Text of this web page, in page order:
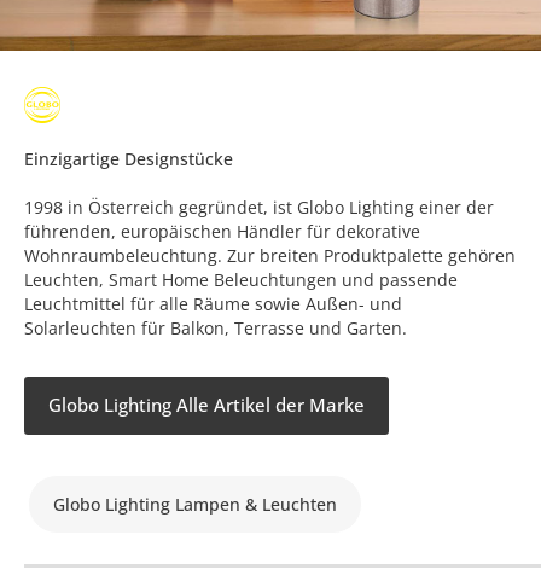
Einzigartige Designstücke
1998 in Österreich gegründet, ist Globo Lighting einer der
führenden, europäischen Händler für dekorative
Wohnraumbeleuchtung. Zur breiten Produktpalette gehören
Leuchten, Smart Home Beleuchtungen und passende
Leuchtmittel für alle Räume sowie Außen- und
Solarleuchten für Balkon, Terrasse und Garten.
Globo Lighting Alle Artikel der Marke
Globo Lighting Lampen & Leuchten